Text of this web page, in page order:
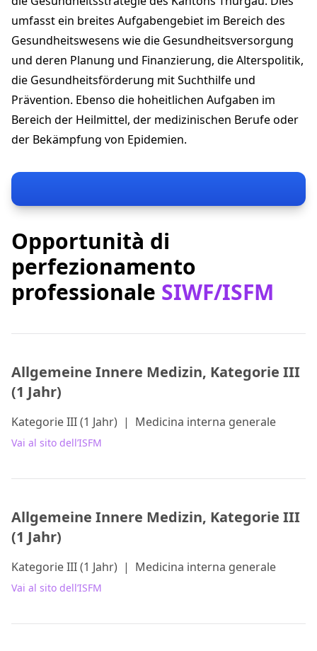
umfasst ein breites Aufgabengebiet im Bereich des
Gesundheitswesens wie die Gesundheitsversorgung
und deren Planung und Finanzierung, die Alterspolitik,
die Gesundheitsförderung mit Suchthilfe und
Prävention. Ebenso die hoheitlichen Aufgaben im
Bereich der Heilmittel, der medizinischen Berufe oder
der Bekämpfung von Epidemien.
Opportunità di
perfezionamento
professionale SIWF/ISFM
Allgemeine Innere Medizin, Kategorie III
(1 Jahr)
Kategorie III (1 Jahr) | Medicina interna generale
Vai al sito dell’ISFM
Allgemeine Innere Medizin, Kategorie III
(1 Jahr)
Kategorie III (1 Jahr) | Medicina interna generale
Vai al sito dell’ISFM